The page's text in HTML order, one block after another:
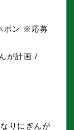
ン ※応募
が計画 /
りにぎんが